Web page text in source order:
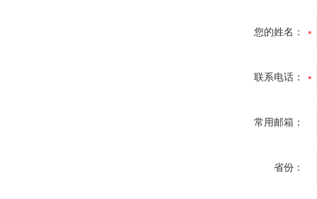
您的姓名：
联系电话：
常用邮箱：
省份：